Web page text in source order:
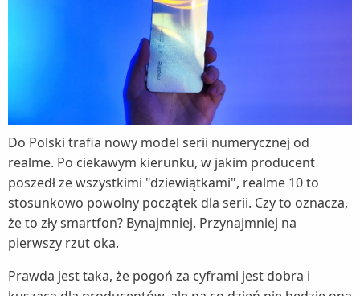
Do Polski trafia nowy model serii numerycznej od
realme. Po ciekawym kierunku, w jakim producent
poszedł ze wszystkimi "dziewiątkami", realme 10 to
stosunkowo powolny początek dla serii. Czy to oznacza,
że to zły smartfon? Bynajmniej. Przynajmniej na
pierwszy rzut oka.
Prawda jest taka, że pogoń za cyframi jest dobra i